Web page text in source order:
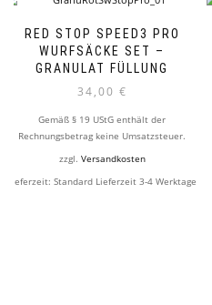
RED STOP SPEED3 PRO
WURFSÄCKE SET –
GRANULAT FÜLLUNG
34,00 €
Gemäß § 19 UStG enthält der
Rechnungsbetrag keine Umsatzsteuer.
zzgl. Versandkosten
Lieferzeit: Standard Lieferzeit 3-4 Werktage